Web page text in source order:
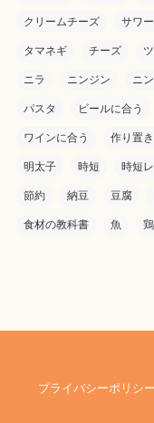
クリームチーズ サワ
タマネギ チーズ
ニラ ニンジン ニ
パスタ ビールに合う
ワインに合う 作り置
明太子 時短 時短
節約 納豆 豆腐
食材の教科書 魚
プライバシーポリシー